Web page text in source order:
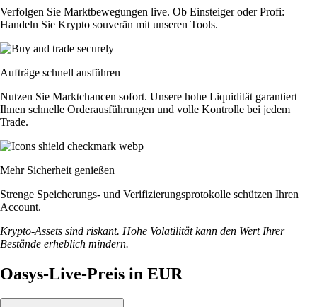
Verfolgen Sie Marktbewegungen live. Ob Einsteiger oder Profi:
Handeln Sie Krypto souverän mit unseren Tools.
Aufträge schnell ausführen
Nutzen Sie Marktchancen sofort. Unsere hohe Liquidität garantiert
Ihnen schnelle Orderausführungen und volle Kontrolle bei jedem
Trade.
Mehr Sicherheit genießen
Strenge Speicherungs- und Verifizierungsprotokolle schützen Ihren
Account.
Krypto-Assets sind riskant. Hohe Volatilität kann den Wert Ihrer
Bestände erheblich mindern.
Oasys-Live-Preis in EUR